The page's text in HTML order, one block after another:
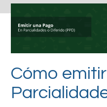
Cómo